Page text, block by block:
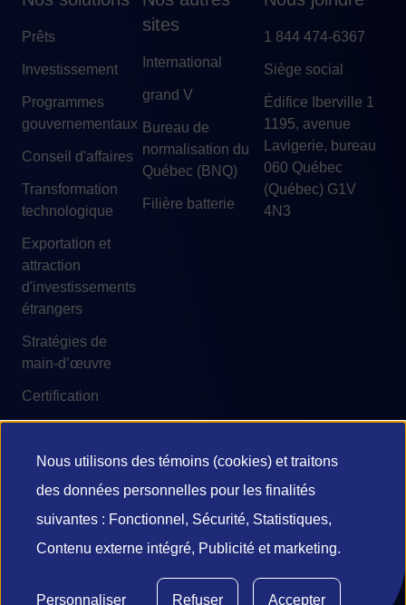
Prêts
Investissement
Programmes
gouvernementaux
Conseil d'affaires
Transformation
technologique
Exportation et
attraction
d'investissements
étrangers
Stratégies de
main-d’œuvre
Certification
sites
International
grand V
Bureau de
normalisation du
Québec (BNQ)
Filière batterie
1 844 474-6367
Siège social
Édifice Iberville 1
1195, avenue
Lavigerie, bureau
060 Québec
(Québec) G1V
4N3
© 2026 Investissement Québec
Accessibilité
Conditions d'utilisation
Gestion des témoins
Utilisation
des
données
Nous utilisons des témoins (cookies) et traitons
des données personnelles pour les finalités
suivantes : Fonctionnel, Sécurité, Statistiques,
Contenu externe intégré, Publicité et marketing.
Personnaliser Refuser Accepter